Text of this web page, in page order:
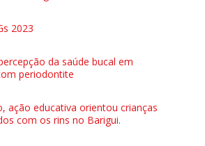
2023
da saúde bucal em
periodontite
ação educativa orientou crianças
com os rins no Barigui.